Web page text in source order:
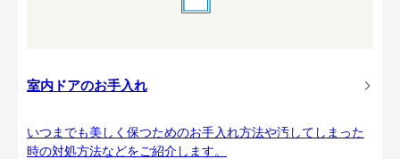
室内ドアのお手入れ
いつまでも美しく保つためのお手入れ方法や汚してしまった
時の対処方法などをご紹介します。